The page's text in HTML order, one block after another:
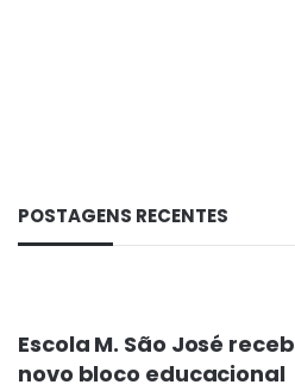
POSTAGENS RECENTES
Escola M. São José
novo bloco educacional